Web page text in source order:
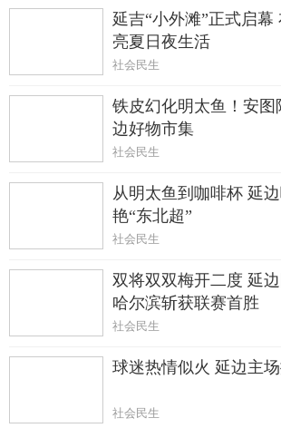
延吉“小外滩”正式启幕
亮夏日夜生活
社会民生
铁皮幻化明太鱼！安图
边好物市集
社会民生
从明太鱼到咖啡杯 延
艳“东北超”
社会民生
双将双双梅开二度 延
哈尔滨斩获联赛首胜
社会民生
球迷热情似火 延边主
社会民生